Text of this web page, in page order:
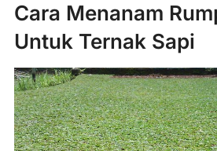
Cara Menanam
Untuk Ternak Sapi